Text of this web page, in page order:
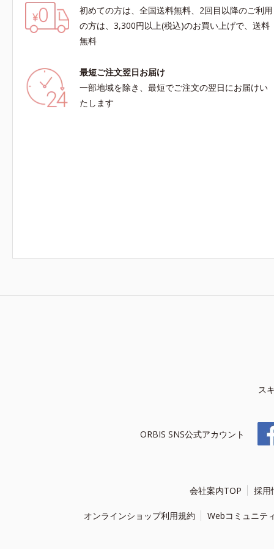
初めての方は、全国送料無料、2回目以降のご利用
の方は、3,300円以上(税込)のお買い上げで、送料
無料
最短ご注文翌日お届け
一部地域を除き、最短でご注文の翌日にお届けい
たします
ス
ORBIS SNS公式アカウント
会社案内TOP 採用
オンラインショップ利用規約 Webコミュニテ